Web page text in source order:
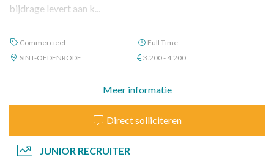
bijdrage levert aan k...
Commercieel
Full Time
SINT-OEDENRODE
3.200 - 4.200
Meer informatie
Direct solliciteren
JUNIOR RECRUITER